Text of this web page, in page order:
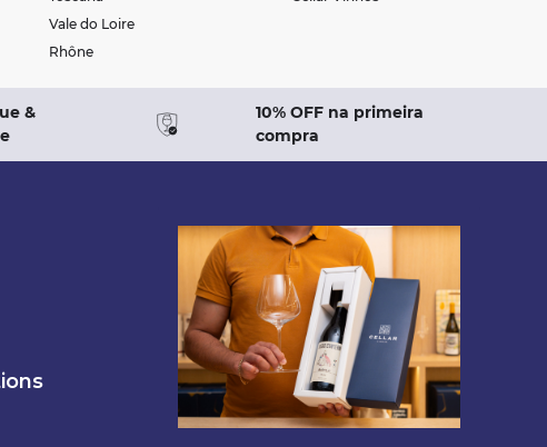
Vale do Loire
Rhône
&
10% OFF na primeira
compra